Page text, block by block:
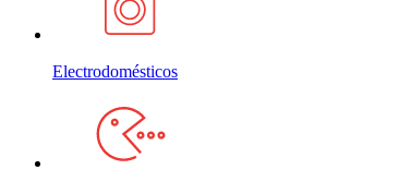
Electrodomésticos